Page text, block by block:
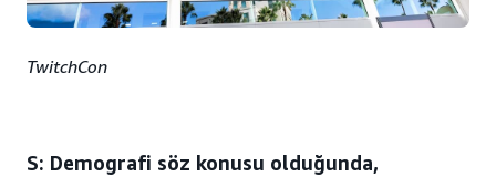
TwitchCon
S: Demografi söz konusu olduğunda,